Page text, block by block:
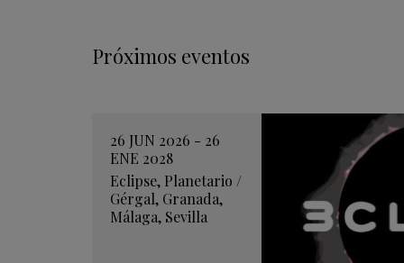
Próximos eventos
26 JUN 2026 - 26
ENE 2028
Eclipse, Planetario /
Gérgal, Granada,
Málaga, Sevilla